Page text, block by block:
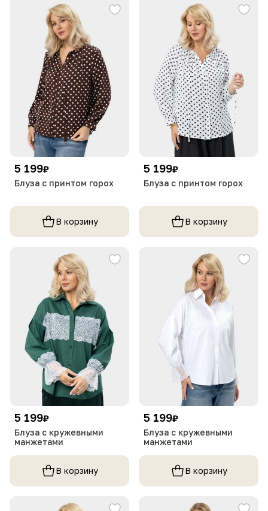
5 199₽
Блуза с принтом горох
В корзину
5 199₽
Блуза с принтом горох
В корзину
5 199₽
Блуза с кружевными
манжетами
В корзину
5 199₽
Блуза с кружевными
манжетами
В корзину